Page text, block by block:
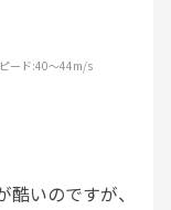
ード:40～44m/s
いのですが、